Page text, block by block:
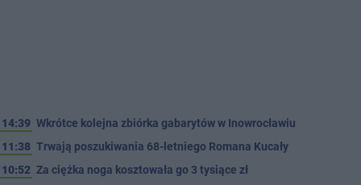
14:39 Wkrótce kolejna zbiórka gabarytów w Inowrocławiu
11:38 Trwają poszukiwania 68-letniego Romana Kucały
10:52 Za ciężka noga kosztowała go 3 tysiące zł